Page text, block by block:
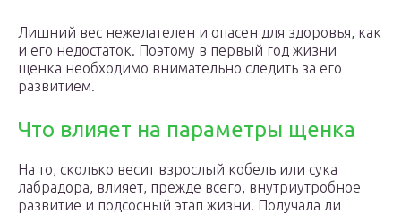
Лишний вес нежелателен и опасен для здоровья, как
и его недостаток. Поэтому в первый год жизни
щенка необходимо внимательно следить за его
развитием.
Что влияет на параметры щенка
На то, сколько весит взрослый кобель или сука
лабрадора, влияет, прежде всего, внутриутробное
развитие и подсосный этап жизни. Получала ли